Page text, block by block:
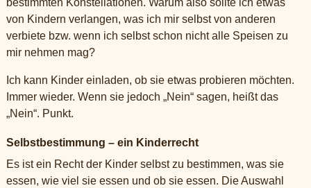
bestimmten Konstellationen. Warum also sollte ich etwas
von Kindern verlangen, was ich mir selbst von anderen
verbiete bzw. wenn ich selbst schon nicht alle Speisen zu
mir nehmen mag?
Ich kann Kinder einladen, ob sie etwas probieren möchten.
Immer wieder. Wenn sie jedoch „Nein“ sagen, heißt das
„Nein“. Punkt.
Selbstbestimmung – ein Kinderrecht
Es ist ein Recht der Kinder selbst zu bestimmen, was sie
essen, wie viel sie essen und ob sie essen. Die Auswahl